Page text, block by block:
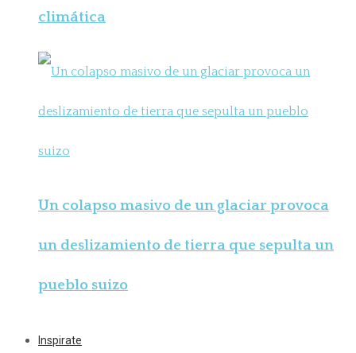
climática
Un colapso masivo de un glaciar provoca
un deslizamiento de tierra que sepulta un
pueblo suizo
Inspirate